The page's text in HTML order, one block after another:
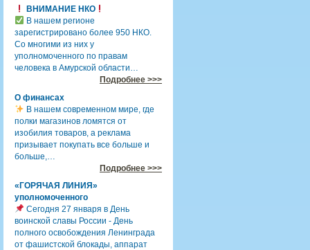
ВНИМАНИЕ НКО
В нашем регионе
зарегистрировано более 950 НКО.
Со многими из них у
уполномоченного по правам
человека в Амурской области…
Подробнее >>>
О финансах
В нашем современном мире, где
полки магазинов ломятся от
изобилия товаров, а реклама
призывает покупать все больше и
больше,…
Подробнее >>>
«ГОРЯЧАЯ ЛИНИЯ»
уполномоченного
Сегодня 27 января в День
воинской славы России - День
полного освобождения Ленинграда
от фашистской блокады, аппарат